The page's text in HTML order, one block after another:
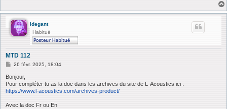
ldegant
Habitué
MTD 112
M
s
s
g
26 févr. 2025, 18:04
Bonjour,
Pour compléter tu as la doc dans les archives du site de L-Acoustics ici :
https://www.l-acoustics.com/archives-product/
Avec la doc Fr ou En